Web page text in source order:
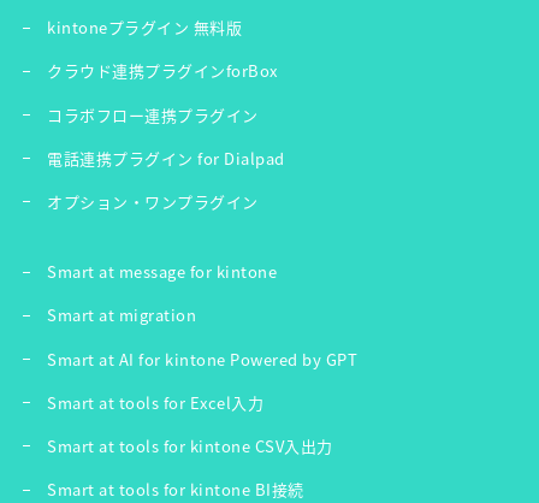
kintoneプラグイン 無料版
クラウド連携プラグインforBox
コラボフロー連携プラグイン
電話連携プラグイン for Dialpad
オプション・ワンプラグイン
Smart at message for kintone
Smart at migration
Smart at AI for kintone Powered by GPT
Smart at tools for Excel入力
Smart at tools for kintone CSV入出力
Smart at tools for kintone BI接続